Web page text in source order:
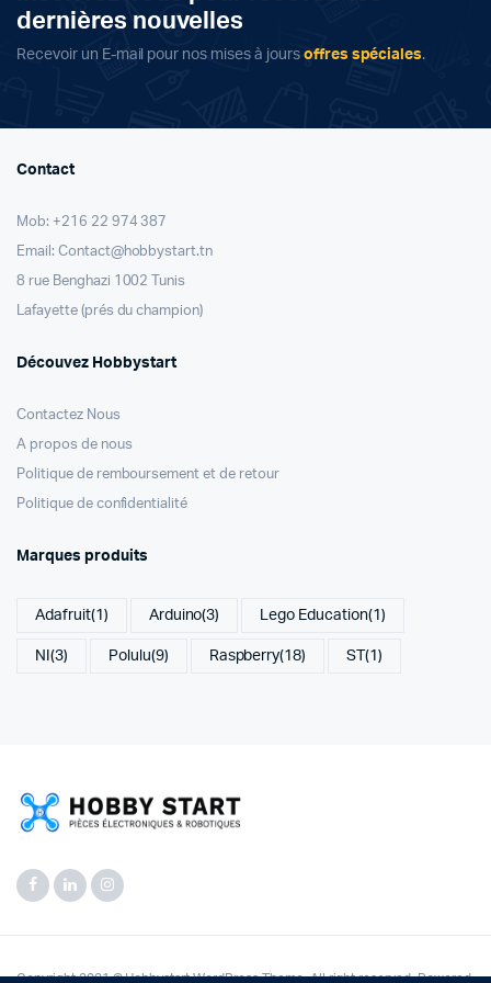
dernières nouvelles
Recevoir un E-mail pour nos mises à jours offres spéciales.
Contact
Mob: +216 22 974 387
Email: Contact@hobbystart.tn
8 rue Benghazi 1002 Tunis
Lafayette (prés du champion)
Découvez Hobbystart
Contactez Nous
A propos de nous
Politique de remboursement et de retour
Politique de confidentialité
Marques produits
Adafruit(1) Arduino(3) Lego Education(1)
NI (3) Polulu(9) Raspberry(18) ST(1)
Copyright 2021 © Hobbystart WordPress Theme. All right reserved. Powered